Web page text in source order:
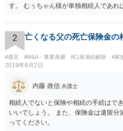
す。 むぅちゃん様が単独相続人であれ
相続人おられるということであれば、
るところです。 また、当該点とは別
あると主張される可能性がございます
とを伺わせる事情をどれだけ積み重ね
ろとなります。 返済の事実や、返済を
おく方が宜しいかと思います。 緊急と
目に弁護士を入れられることを御検討
2 亡くなる父の死亡保険金の
#遺言 #M&A・事業承継 #口座凍結解除 #家
2019年9月2日
内藤 政信 弁護士
相続人でないと保険や相続の手続はで
いいでしょう。 また、保険金は遺留分
ってください。